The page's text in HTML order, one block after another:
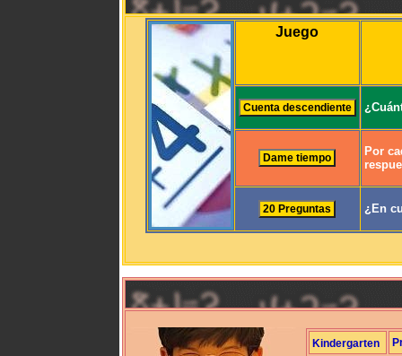
Juego
Por
¿En
Kindergarten